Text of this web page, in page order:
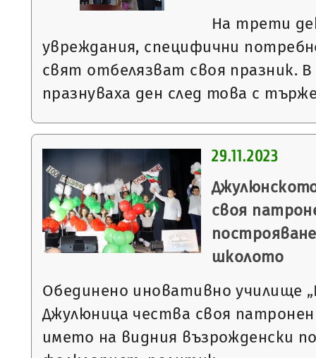
На трети
увреждания, специфични
свят отбелязват своя празник.
празнуваха ден след това с
29.11.2023
своя
школото
Обединено иновативно училище
Джулюница чества своя патронен
името на видния възрожденски